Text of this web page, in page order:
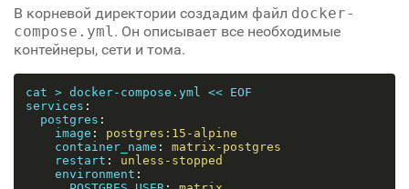
В корневой директории создадим файл docker-
compose.yml. Он описывает все необходимые
контейнеры, сети и тома.
cat > docker-compose.yml << EOF
services :
postgres :
image :
postgres:15-alpine
container_name :
matrix-postgres
restart :
unless-stopped
environment :